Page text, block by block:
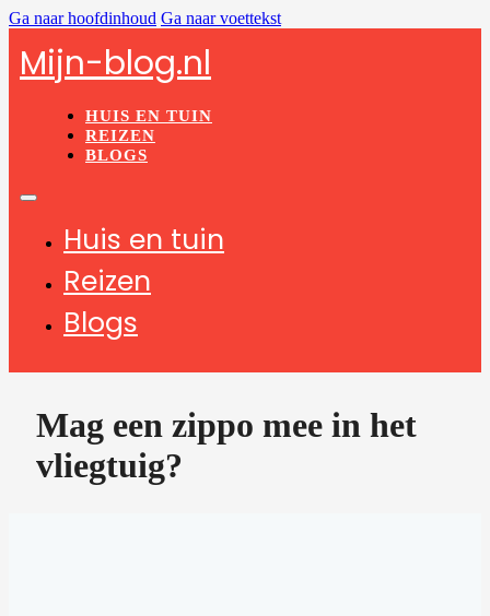
Ga naar hoofdinhoud Ga naar voettekst
Mijn-blog.nl
HUIS EN TUIN
REIZEN
BLOGS
Huis en tuin
Reizen
Blogs
Mag een zippo mee in het
vliegtuig?